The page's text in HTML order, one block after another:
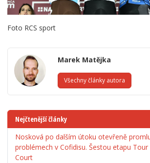
Foto RCS sport
Marek Matějka
Všechny články autora
Nejčtenější články
Nosková po dalším útoku otevřeně
problémech v Cofidisu. Šestou etapu
Court